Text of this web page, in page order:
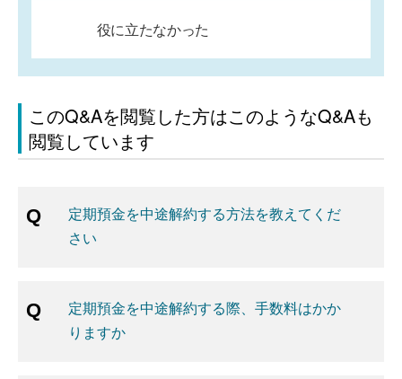
役に立たなかった
このQ&Aを閲覧した方はこのようなQ&Aも
閲覧しています
定期預金を中途解約する方法を教えてくだ
さい
定期預金を中途解約する際、手数料はかか
りますか